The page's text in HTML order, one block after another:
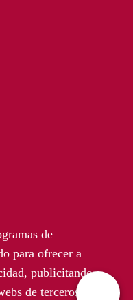
de
para ofrecer a
publicitando
de terceros.